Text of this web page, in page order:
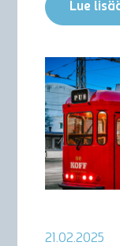
Lue
21.02.2025